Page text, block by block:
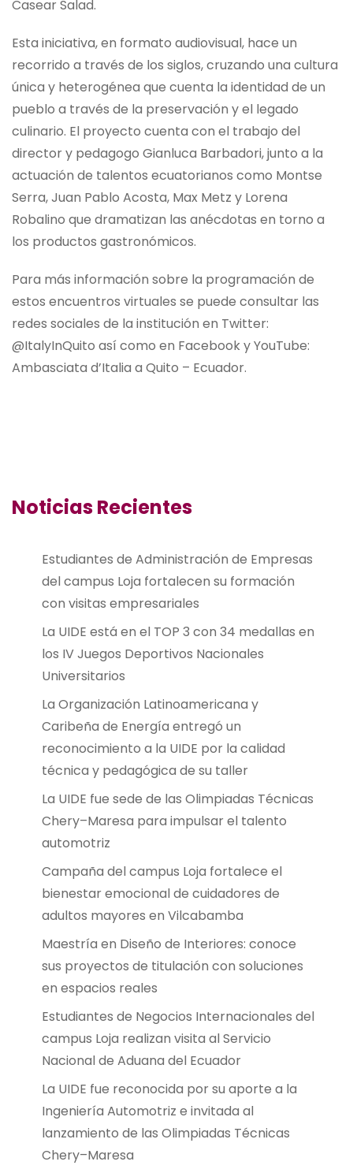
Casear Salad.
Esta iniciativa, en formato audiovisual, hace un
recorrido a través de los siglos, cruzando una cultura
única y heterogénea que cuenta la identidad de un
pueblo a través de la preservación y el legado
culinario. El proyecto cuenta con el trabajo del
director y pedagogo Gianluca Barbadori, junto a la
actuación de talentos ecuatorianos como Montse
Serra, Juan Pablo Acosta, Max Metz y Lorena
Robalino que dramatizan las anécdotas en torno a
los productos gastronómicos.
Para más información sobre la programación de
estos encuentros virtuales se puede consultar las
redes sociales de la institución en Twitter:
@ItalyInQuito así como en Facebook y YouTube:
Ambasciata d’Italia a Quito – Ecuador.
Noticias Recientes
Estudiantes de Administración de Empresas
del campus Loja fortalecen su formación
con visitas empresariales
La UIDE está en el TOP 3 con 34 medallas en
los IV Juegos Deportivos Nacionales
Universitarios
La Organización Latinoamericana y
Caribeña de Energía entregó un
reconocimiento a la UIDE por la calidad
técnica y pedagógica de su taller
La UIDE fue sede de las Olimpiadas Técnicas
Chery–Maresa para impulsar el talento
automotriz
Campaña del campus Loja fortalece el
bienestar emocional de cuidadores de
adultos mayores en Vilcabamba
Maestría en Diseño de Interiores: conoce
sus proyectos de titulación con soluciones
en espacios reales
Estudiantes de Negocios Internacionales del
campus Loja realizan visita al Servicio
Nacional de Aduana del Ecuador
La UIDE fue reconocida por su aporte a la
Ingeniería Automotriz e invitada al
lanzamiento de las Olimpiadas Técnicas
Chery–Maresa